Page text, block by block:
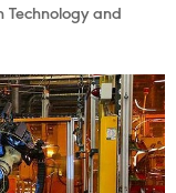
Technology and